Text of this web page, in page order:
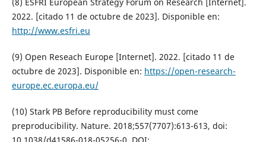
2022. [citado 11 de octubre de 2023]. Disponible en:
http://www.esfri.eu
(9) Open Reseach Europe [Internet]. 2022. [citado 11 de
octubre de 2023]. Disponible en: https://open-research-
europe.ec.europa.eu/
(10) Stark PB Before reproducibility must come
preproducibility. Nature. 2018;557(7707):613-613, doi: